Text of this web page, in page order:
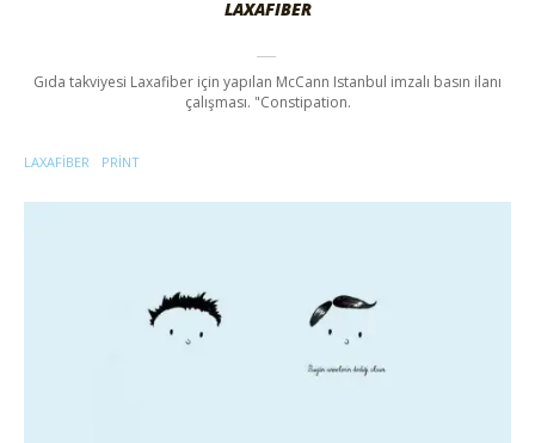
LAXAFIBER
Gıda takviyesi Laxafiber için yapılan McCann Istanbul imzalı basın ilanı
çalışması. "Constipation.
LAXAFIBER PRINT